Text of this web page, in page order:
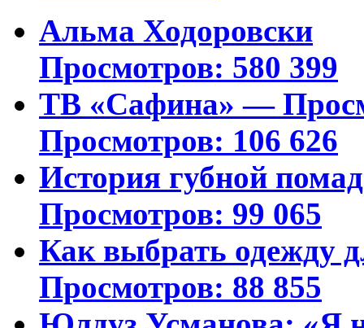
Альма Ходоровски
Просмотров: 580 399
ТВ «Сафина» —
Просмотров: 106 626
История губной
Просмотров: 99 065
Как выбрать одежду
Просмотров: 88 855